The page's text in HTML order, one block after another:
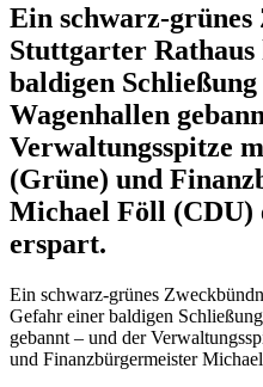
Ein schwarz-
Stuttgarter
baldigen
Wagenhallen
Verwaltungsspitze
(Grüne) und
Michael Föll (CDU)
erspart.
Ein schwarz-grünes
Gefahr einer baldigen
gebannt – und der
und Finanzbürgermeister